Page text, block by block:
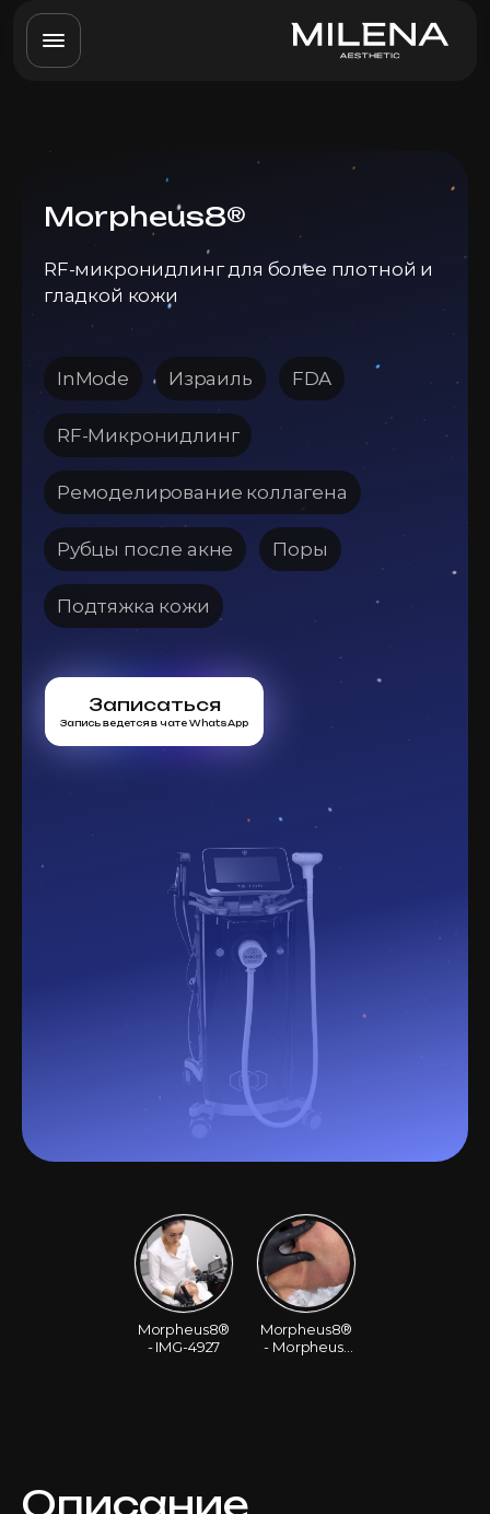
Morpheus8®
RF-микронидлинг для более плотной и
гладкой кожи
InMode Израиль FDA
RF-Микронидлинг
Ремоделирование коллагена
Рубцы после акне Поры
Подтяжка кожи
Записаться
Запись ведется в чате WhatsApp
Morpheus8®
- IMG-4927
Morpheus8®
- Morpheus-
Описание